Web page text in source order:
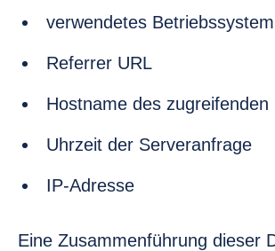
verwendetes Betriebssystem
Referrer URL
Hostname des zugreifenden
Uhrzeit der Serveranfrage
IP-Adresse
Eine Zusammenführung dieser